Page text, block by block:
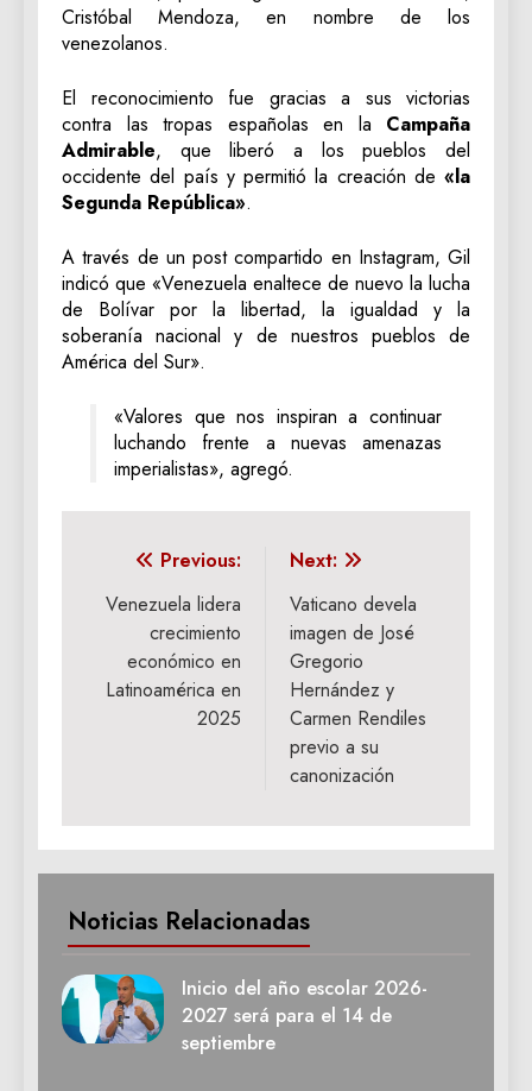
Cristóbal Mendoza, en nombre de los
venezolanos.
El reconocimiento fue gracias a sus victorias
contra las tropas españolas en la Campaña
Admirable, que liberó a los pueblos del
occidente del país y permitió la creación de «la
Segunda República».
A través de un post compartido en Instagram, Gil
indicó que «Venezuela enaltece de nuevo la lucha
de Bolívar por la libertad, la igualdad y la
soberanía nacional y de nuestros pueblos de
América del Sur».
«Valores que nos inspiran a continuar
luchando frente a nuevas amenazas
imperialistas», agregó.
Navegación
de
entradas
Previous:
Venezuela lidera
crecimiento
económico en
Latinoamérica en
2025
Next:
Vaticano devela
imagen de José
Gregorio
Hernández y
Carmen Rendiles
previo a su
canonización
Noticias Relacionadas
Inicio del año escolar 2026-
2027 será para el 14 de
septiembre